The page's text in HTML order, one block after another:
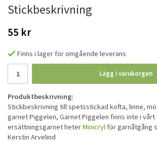
Stickbeskrivning
55 kr
Finns i lager för omgående leverans
Lägg i varukorgen
Produktbeskrivning:
Stickbeskrivning till spetsstickad kofta, linne,
garnet Piggelen, Garnet Piggelen finns inte i
ersättningsgarnet heterMinicryl för garnåtgång
Kerstin Arvelind